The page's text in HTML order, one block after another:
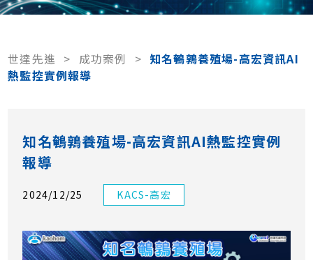
世達先進 > 成功案例 > 知名鵪鶉養殖場-高宏資訊AI
熱監控實例報導
知名鵪鶉養殖場-高宏資訊AI熱監控實例
報導
2024/12/25 KACS-高宏